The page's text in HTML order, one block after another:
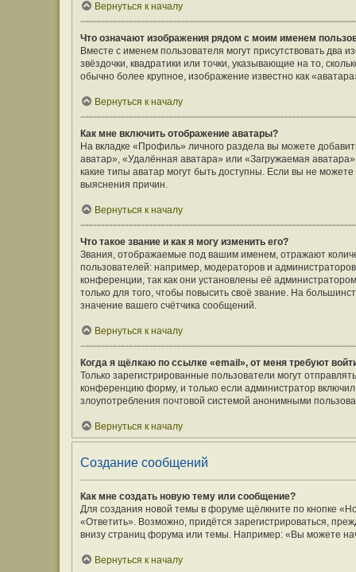
Вернуться к началу
Что означают изображения рядом с моим именем
Вместе с именем пользователя могут присутствовать
звёздочки, квадратики или точки, указывающие на то,
обычно более крупное, изображение известно как
Вернуться к началу
Как мне включить отображение аватары?
На вкладке «Профиль» личного раздела вы можете
аватар», «Удалённая аватара» или «Загружаемая
какие типы аватар могут быть доступны. Если вы не
выяснения причин.
Вернуться к началу
Что такое звание и как я могу изменить его?
Звания, отображаемые под вашим именем, отражают
пользователей: например, модераторов и
конференции, так как они установлены её
только для того, чтобы повысить своё звание. На
значение вашего счётчика сообщений.
Вернуться к началу
Когда я щёлкаю по ссылке «email», от меня требуют
Только зарегистрированные пользователи могут
конференцию форму, и только если администратор
злоупотребления почтовой системой анонимными
Вернуться к началу
Создание сообщений
Как мне создать новую тему или сообщение?
Для создания новой темы в форуме щёлкните по кнопке
«Ответить». Возможно, придётся зарегистрироваться,
внизу страниц форума или темы. Например: «Вы можете
Вернуться к началу